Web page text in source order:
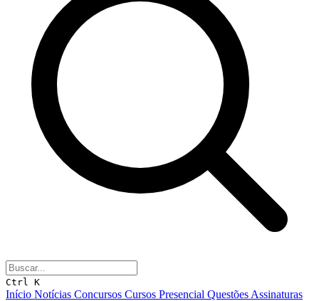
Ctrl K
Início Notícias Concursos Cursos Presencial Questões Assinaturas